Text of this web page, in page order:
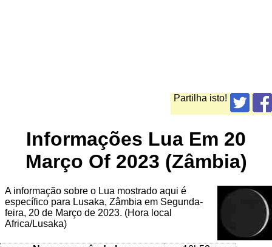
Partilha isto!
Informações Lua Em 20
Março Of 2023 (Zâmbia)
A informação sobre o Lua mostrado aqui é
específico para Lusaka, Zâmbia em Segunda-
feira, 20 de Março de 2023. (Hora local
Africa/Lusaka)